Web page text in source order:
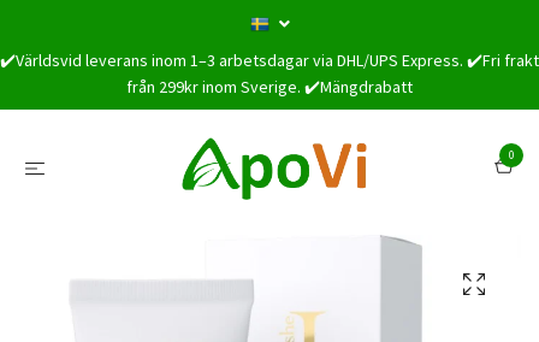
✔️Världsvid leverans inom 1–3 arbetsdagar via DHL/UPS Express. ✔️Fri frakt
från 299kr inom Sverige. ✔️Mängdrabatt
0